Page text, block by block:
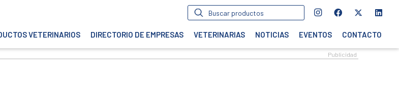
Búsqueda
de
VETERINARIOS DIRECTORIO DE EMPRESAS VETERINARIAS NOTICIAS EVENTOS CONTACTO